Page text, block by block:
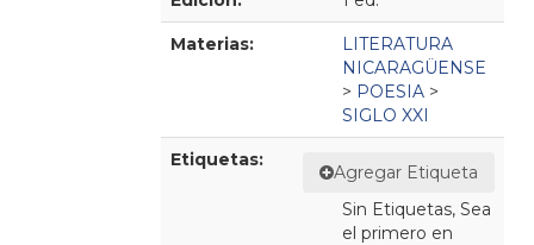
Materias:
LITERATURA
NICARAGÜENSE
> POESIA>
SIGLO XXI
Etiquetas:
Agregar Etiqueta
Sin Etiquetas, Sea
el primero en